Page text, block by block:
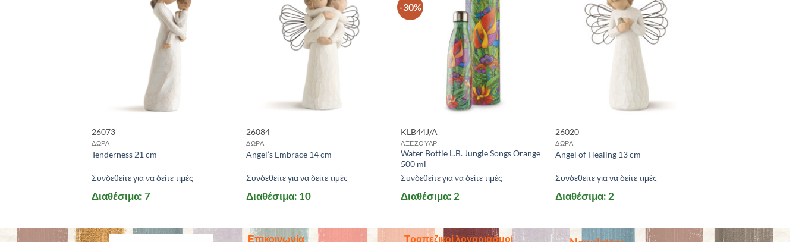
26073
ΔΩΡΑ
Tenderness 21 cm
Συνδεθείτε για να δείτε τιμές
Διαθέσιμα: 7
26084
ΔΩΡΑ
Angel’s Embrace 14 cm
Συνδεθείτε για να δείτε τιμές
Διαθέσιμα: 10
-30%
KLB44J/A
ΑΞΕΣΟΥΑΡ
Water Bottle L.B. Jungle Songs Orange
500 ml
Συνδεθείτε για να δείτε τιμές
Διαθέσιμα: 2
26020
ΔΩΡΑ
Angel of Healing 13 cm
Συνδεθείτε για να δείτε τιμές
Διαθέσιμα: 2
Επικοινωνία Τραπεζικοί λογαριασμοί